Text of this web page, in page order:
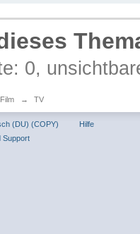
0,
Film → TV
(DU) (COPY)
Hilfe
Support